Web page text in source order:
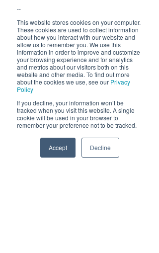
--
This website stores cookies on your computer.
These cookies are used to collect information
about how you interact with our website and
allow us to remember you. We use this
information in order to improve and customize
your browsing experience and for analytics
and metrics about our visitors both on this
website and other media. To find out more
about the cookies we use, see our Privacy
Policy
If you decline, your information won’t be
tracked when you visit this website. A single
cookie will be used in your browser to
remember your preference not to be tracked.
Accept Decline
Send
Email Facebook